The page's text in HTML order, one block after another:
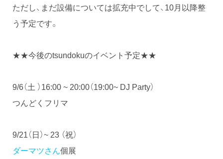
ただし、まだ設備については拡充中でして、10月以降整
う予定です。
★★今後のtsundokuのイベント予定★★
9/6（土 ）16:00 ~ 20:00（19:00~ DJ Party）
つんどくフリマ
9/21（日）~ 23 （祝）
ダーマツさん個展